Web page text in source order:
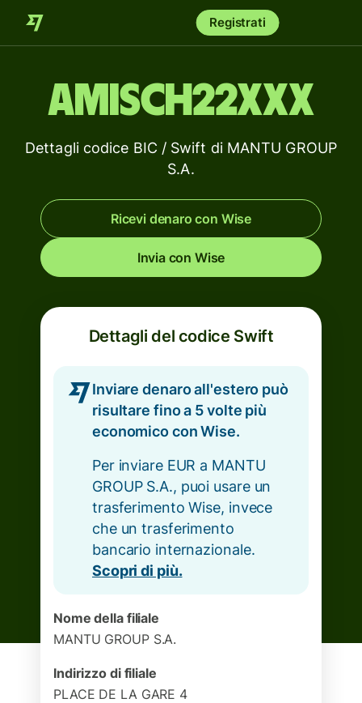
Registrati
AMISCH22XXX
Dettagli codice BIC / Swift di MANTU GROUP
S.A.
Ricevi denaro con Wise
Invia con Wise
Dettagli del codice Swift
Inviare denaro all'estero può
risultare fino a 5 volte più
economico con Wise.
Per inviare EUR a MANTU
GROUP S.A., puoi usare un
trasferimento Wise, invece
che un trasferimento
bancario internazionale.
Scopri di più.
Nome della filiale
MANTU GROUP S.A.
Indirizzo di filiale
PLACE DE LA GARE 4